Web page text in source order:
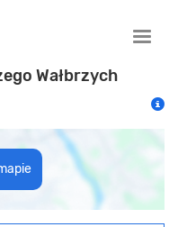
Toggle
Wałbrzych